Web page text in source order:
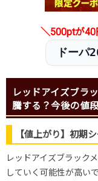
＼500ptが
ドーパ
レッドアイズブラ
騰する？今後の値
【値上がり】初期
レッドアイズブラック
していく可能性が高いで